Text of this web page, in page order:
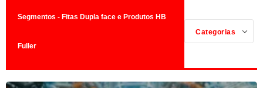
Segmentos - Fitas Dupla face e Produtos HB
Fuller
Categorias